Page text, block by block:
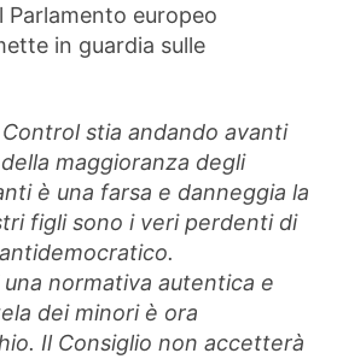
Parlamento europeo
in guardia sulle
stia andando avanti
maggioranza degli
è una farsa e danneggia la
figli sono i veri perdenti di
una normativa autentica e
dei minori è ora
Il Consiglio non accetterà